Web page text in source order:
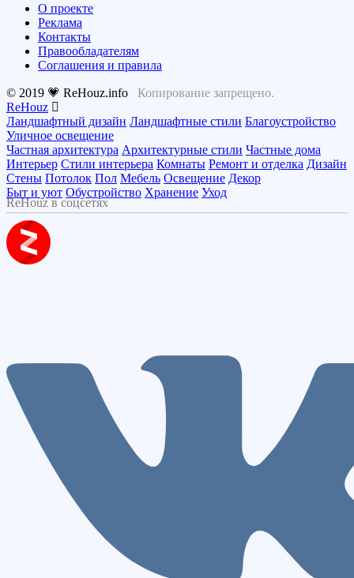
О проекте
Реклама
Контакты
Правообладателям
Соглашения и правила
© 2019 💗 ReHouz.info Копирование запрещено.
ReHouz
Ландшафтный дизайн Ландшафтные стили Благоустройство
Уличное освещение
Частная архитектура Архитектурные стили Частные дома
Интерьер Стили интерьера Комнаты Ремонт и отделка Дизайн
Стены Потолок Пол Мебель Освещение Декор
Быт и уют Обустройство Хранение Уход
ReHouz в соцсетях